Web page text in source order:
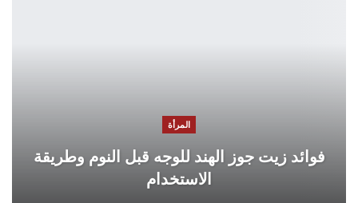
المرأة
فوائد زيت جوز الهند للوجه قبل النوم وطريقة
الاستخدام